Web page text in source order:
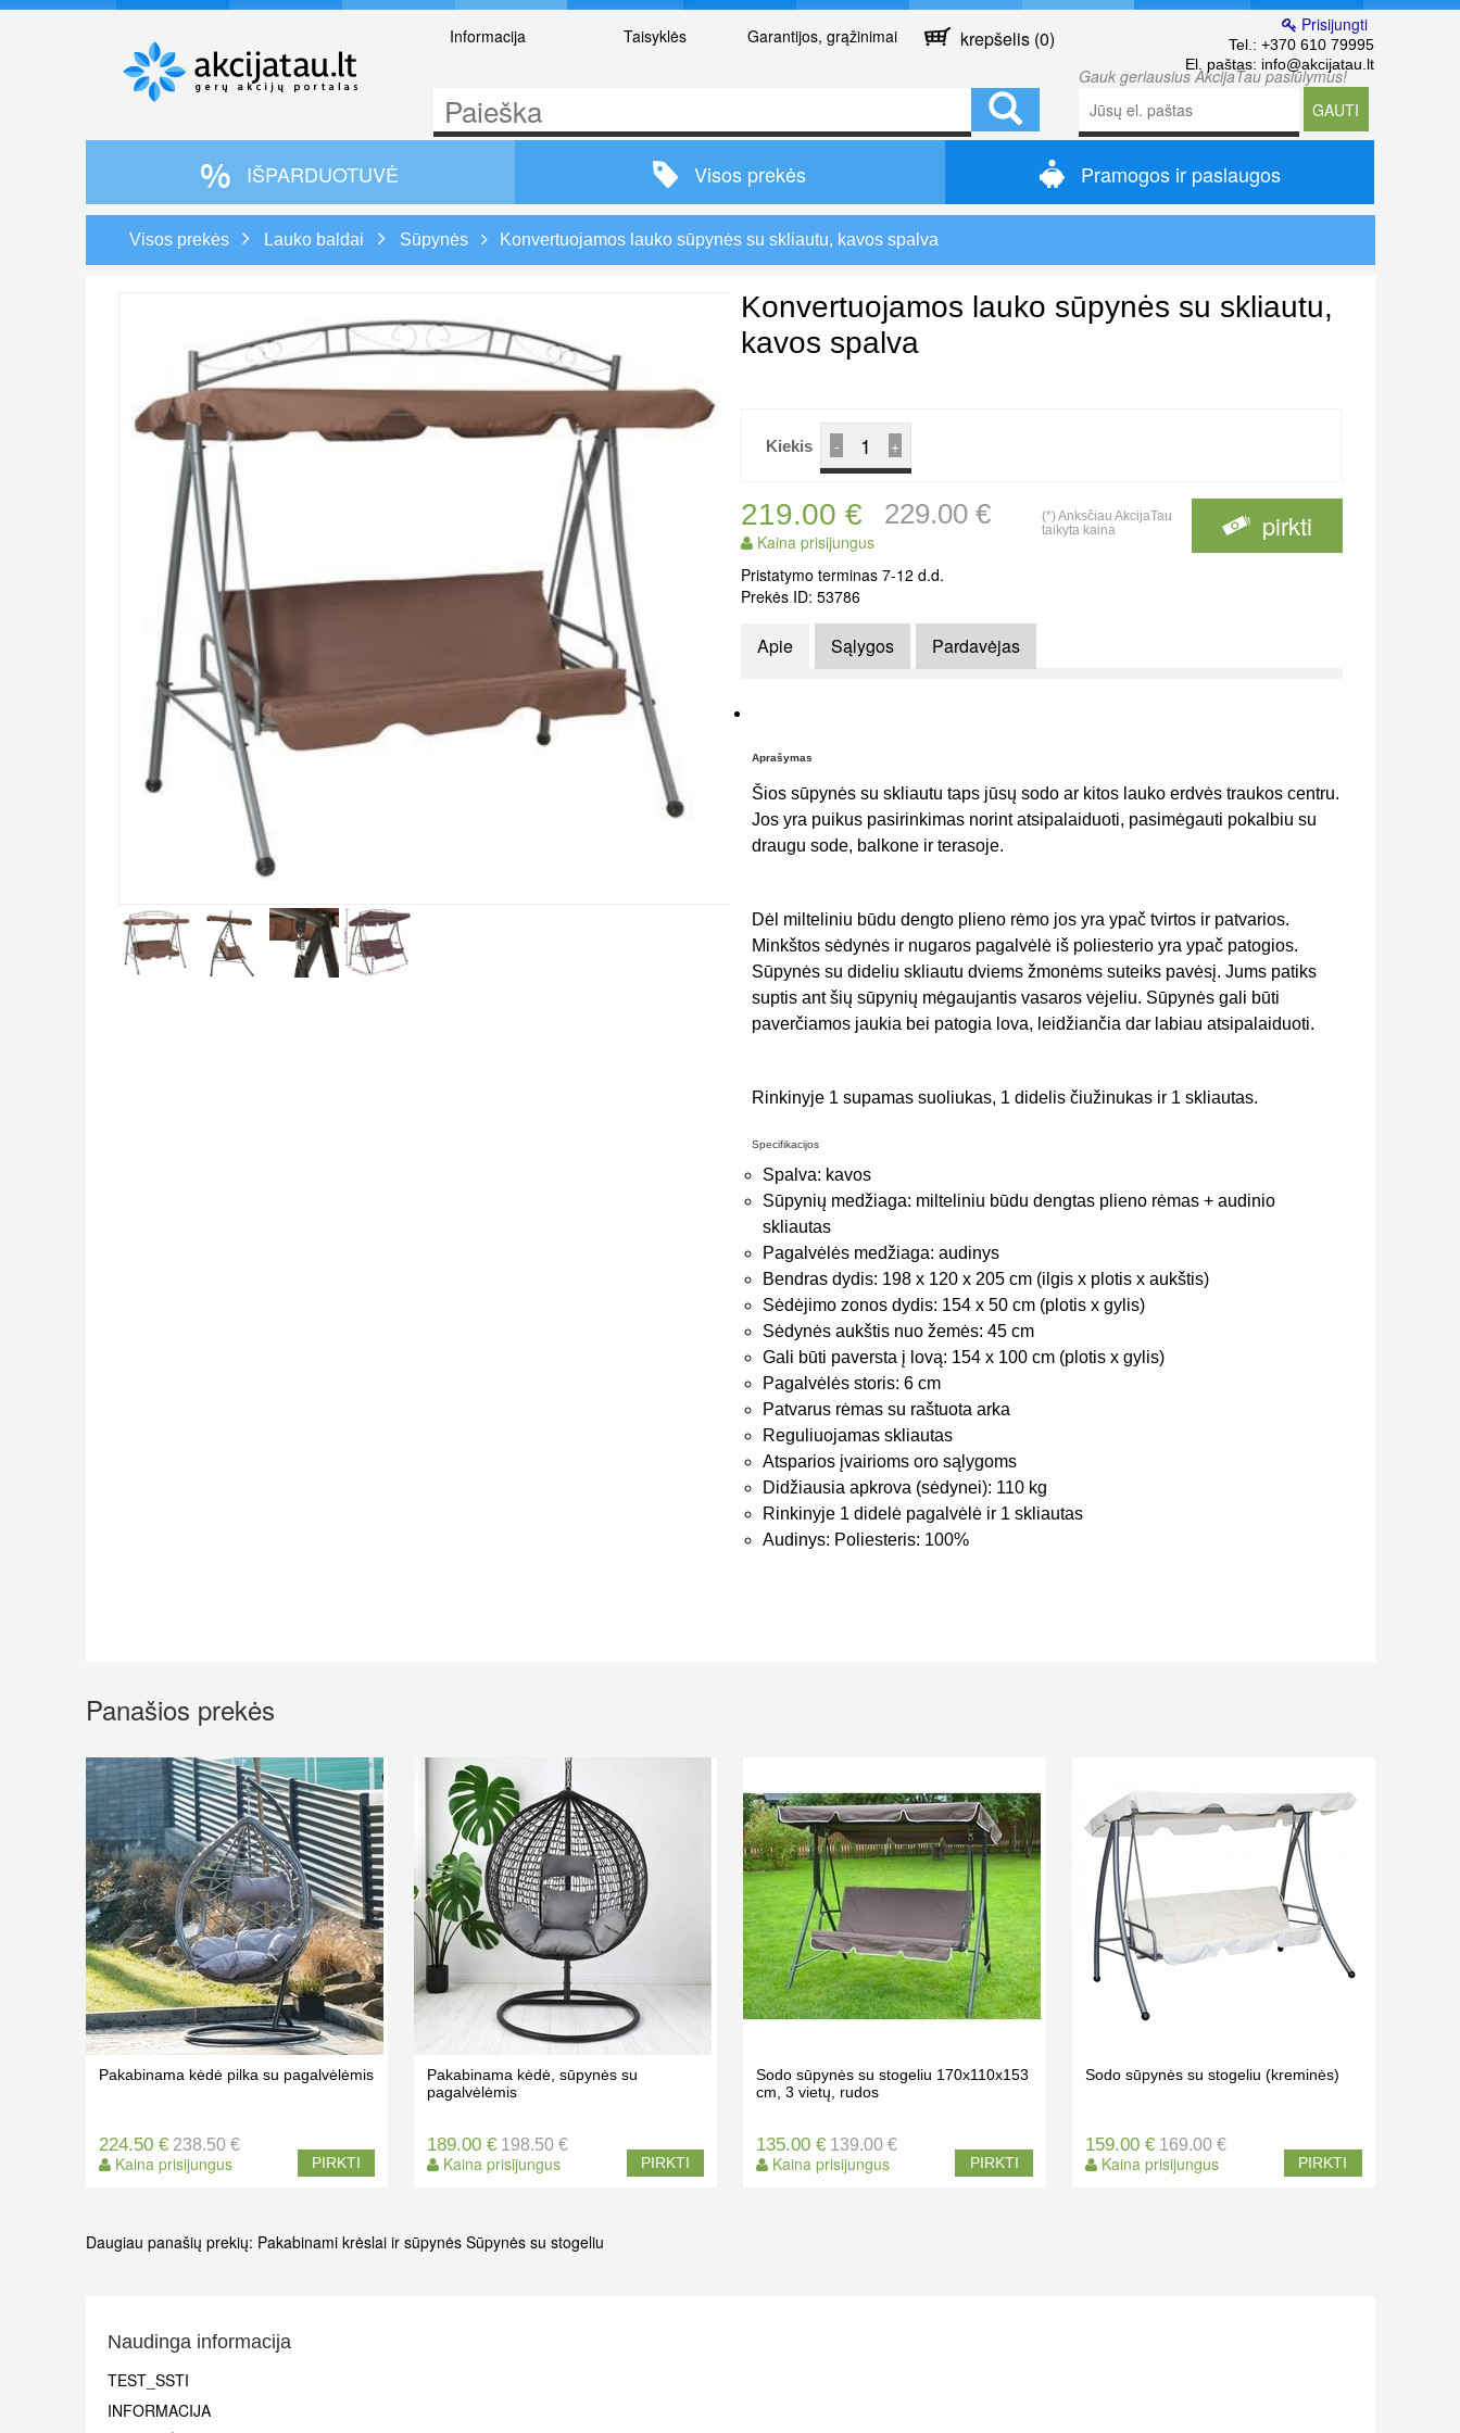
Informacija Taisyklės Garantijos, grąžinimai krepšelis (0)
Prisijungti
Tel.: +370 610 79995
El. paštas: info@akcijatau.lt
Gauk geriausius AkcijaTau pasiūlymus!
GAUTI
IŠPARDUOTUVĖ Visos prekės Pramogos ir paslaugos
Visos prekės Lauko baldai Sūpynės Konvertuojamos lauko sūpynės su skliautu, kavos spalva
Konvertuojamos lauko sūpynės su skliautu,
kavos spalva
Kiekis - +
219.00 €
Kaina prisijungus
229.00 €
(*) Anksčiau AkcijaTau
taikyta kaina
pirkti
Pristatymo terminas 7-12 d.d.
Prekės ID: 53786
Apie Sąlygos Pardavėjas
Aprašymas
Šios sūpynės su skliautu taps jūsų sodo ar kitos lauko erdvės traukos centru.
Jos yra puikus pasirinkimas norint atsipalaiduoti, pasimėgauti pokalbiu su
draugu sode, balkone ir terasoje.
Dėl milteliniu būdu dengto plieno rėmo jos yra ypač tvirtos ir patvarios.
Minkštos sėdynės ir nugaros pagalvėlė iš poliesterio yra ypač patogios.
Sūpynės su dideliu skliautu dviems žmonėms suteiks pavėsį. Jums patiks
suptis ant šių sūpynių mėgaujantis vasaros vėjeliu. Sūpynės gali būti
paverčiamos jaukia bei patogia lova, leidžiančia dar labiau atsipalaiduoti.
Rinkinyje 1 supamas suoliukas, 1 didelis čiužinukas ir 1 skliautas.
Specifikacijos
Spalva: kavos
Sūpynių medžiaga: milteliniu būdu dengtas plieno rėmas + audinio
skliautas
Pagalvėlės medžiaga: audinys
Bendras dydis: 198 x 120 x 205 cm (ilgis x plotis x aukštis)
Sėdėjimo zonos dydis: 154 x 50 cm (plotis x gylis)
Sėdynės aukštis nuo žemės: 45 cm
Gali būti paversta į lovą: 154 x 100 cm (plotis x gylis)
Pagalvėlės storis: 6 cm
Patvarus rėmas su raštuota arka
Reguliuojamas skliautas
Atsparios įvairioms oro sąlygoms
Didžiausia apkrova (sėdynei): 110 kg
Rinkinyje 1 didelė pagalvėlė ir 1 skliautas
Audinys: Poliesteris: 100%
Panašios prekės
Pakabinama kėdė pilka su pagalvėlėmis
224.50 €
Kaina prisijungus
238.50 €
PIRKTI
Pakabinama kėdė, sūpynės su
pagalvėlėmis
189.00 €
Kaina prisijungus
198.50 €
PIRKTI
Sodo sūpynės su stogeliu 170x110x153
cm, 3 vietų, rudos
135.00 €
Kaina prisijungus
139.00 €
PIRKTI
Sodo sūpynės su stogeliu (kreminės)
159.00 €
Kaina prisijungus
169.00 €
PIRKTI
Daugiau panašių prekių: Pakabinami krėslai ir sūpynės Sūpynės su stogeliu
Naudinga informacija
TEST_SSTI
INFORMACIJA